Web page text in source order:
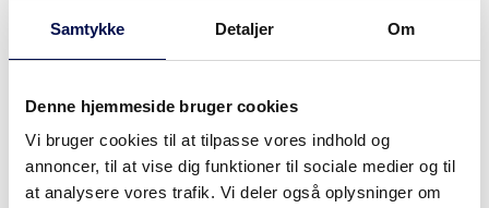
Samtykke Detaljer Om
Denne hjemmeside bruger cookies
Vi bruger cookies til at tilpasse vores indhold og
annoncer, til at vise dig funktioner til sociale medier og til
at analysere vores trafik. Vi deler også oplysninger om
MERE
MODULSTØRRELSER